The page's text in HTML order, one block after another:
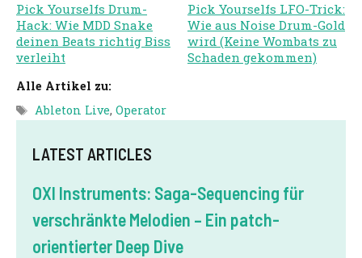
Pick Yourselfs Drum-
Hack: Wie MDD Snake
deinen Beats richtig Biss
verleiht
Pick Yourselfs LFO-Trick:
Wie aus Noise Drum-Gold
wird (Keine Wombats zu
Schaden gekommen)
Alle Artikel zu:
Tags
Ableton Live,Operator
LATEST ARTICLES
OXI Instruments: Saga-Sequencing für
verschränkte Melodien – Ein patch-
orientierter Deep Dive